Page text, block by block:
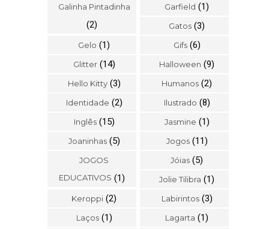
Galinha Pintadinha
(2)
Garfield (1)
Gatos (3)
Gelo (1) Gifs (6)
Glitter (14) Halloween (9)
Hello Kitty (3) Humanos (2)
Identidade (2) Ilustrado (8)
Inglês (15) Jasmine (1)
Joaninhas (5) Jogos (11)
JOGOS
EDUCATIVOS (1)
Jóias (5)
Jolie Tilibra (1)
Keroppi (2) Labirintos (3)
Laços (1) Lagarta (1)